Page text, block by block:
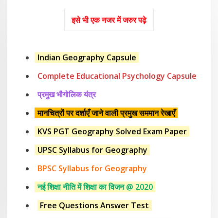
इसे भी एक नजर में जरुर पढ़े
Indian Geography Capsule
Complete Educational Psychology Capsule
प्रमुख भौगोलिक यंत्र
मानचित्रों पर दर्शाएँ जाने वाली प्रमुख सममान रेखाएँ
KVS PGT Geography Solved Exam Paper
UPSC Syllabus for Geography
BPSC Syllabus for Geography
नई शिक्षा नीति में शिक्षा का विजन @ 2020
Free Questions Answer Test